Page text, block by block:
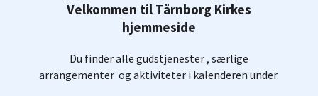
Velkommen til Tårnborg Kirkes
hjemmeside
Du finder alle gudstjenester , særlige
arrangementer og aktiviteter i kalenderen under.